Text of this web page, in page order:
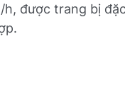
được trang bị